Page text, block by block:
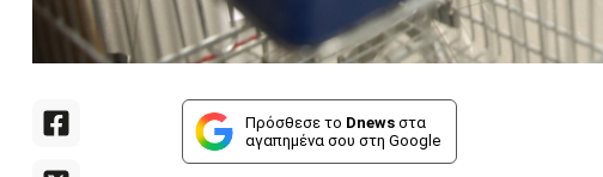
Πρόσθεσε το Dnews στα
αγαπημένα σου στη Google